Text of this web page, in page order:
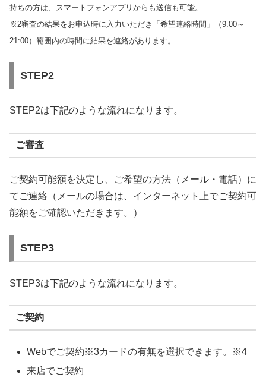
持ちの方は、スマートフォンアプリからも送信も可能。
※2審査の結果をお申込時に入力いただき「希望連絡時間」（9:00～
21:00）範囲内の時間に結果を連絡があります。
STEP2
STEP2は下記のような流れになります。
ご審査
ご契約可能額を決定し、ご希望の方法（メール・電話）に
てご連絡（メールの場合は、インターネット上でご契約可
能額をご確認いただきます。）
STEP3
STEP3は下記のような流れになります。
ご契約
Webでご契約※3カードの有無を選択できます。※4
来店でご契約